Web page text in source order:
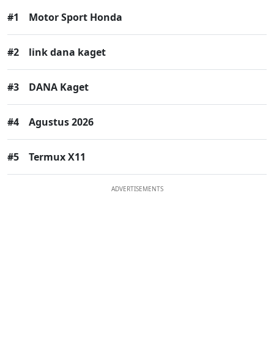
#1 Motor Sport Honda
#2 link dana kaget
#3 DANA Kaget
#4 Agustus 2026
#5 Termux X11
ADVERTISEMENTS